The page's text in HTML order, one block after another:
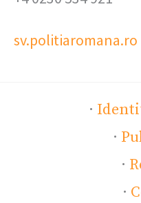
sv.politiaromana.ro
·
·
·
·